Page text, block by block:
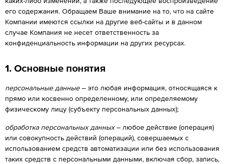
его содержания. Обращаем Ваше внимание на то, что на сайте
Компании имеются ссылки на другие веб-сайты и в данном
случае Компания не несет ответственность за
конфиденциальность информации на других ресурсах.
1. Основные понятия
персональные данные– это любая информация, относящаяся к
прямо или косвенно определенному, или определяемому
физическому лицу (субъекту персональных данных);
обработка персональных данных– любое действие (операция)
или совокупность действий (операций), совершаемых с
использованием средств автоматизации или без использования
таких средств с персональными данными, включая сбор, запись,